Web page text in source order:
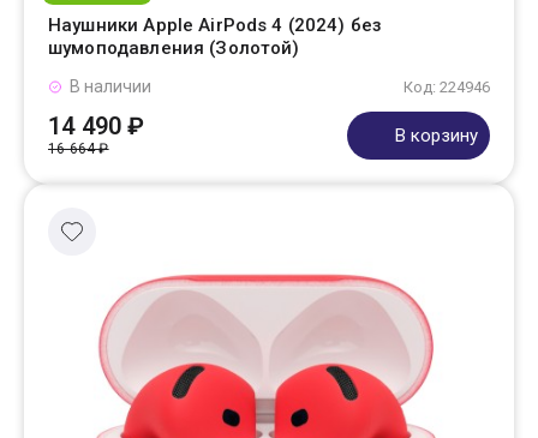
Наушники Apple AirPods 4 (2024) без
шумоподавления (Золотой)
Код: 224946
В наличии
14 490 ₽
16 664 ₽
В корзину